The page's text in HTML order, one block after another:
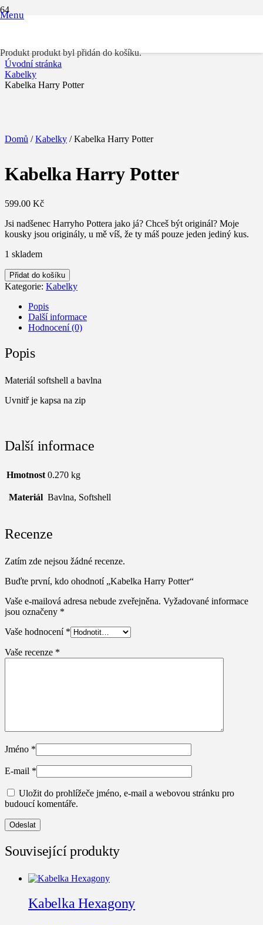
Menu
Produktprodukt byl přidán do košíku.
Úvodní stránka
Kabelky
Kabelka Harry Potter
Domů /Kabelky / Kabelka Harry Potter
Kabelka Harry Potter
599.00 Kč
Jsi nadšenec Harryho Pottera jako já? Chceš být originál? Moje
kousky jsou originály, u mě víš, že ty máš pouze jeden jediný kus.
1 skladem
Kabelka
Harry
Potter
množství
Přidat do košíku
Kategorie: Kabelky
Popis
Další informace
Hodnocení (0)
Popis
Materiál softshell a bavlna
Uvnitř je kapsa na zip
Další informace
Hmotnost 0.270 kg
Materiál Bavlna, Softshell
Recenze
Zatím zde nejsou žádné recenze.
Buďte první, kdo ohodnotí „Kabelka Harry Potter“
Vaše e-mailová adresa nebude zveřejněna. Vyžadované informace
jsou označeny *
Vaše hodnocení *
Vaše recenze *
Jméno *
E-mail *
Uložit do prohlížeče jméno, e-mail a webovou stránku pro
budoucí komentáře.
Související produkty
Kabelka Hexagony